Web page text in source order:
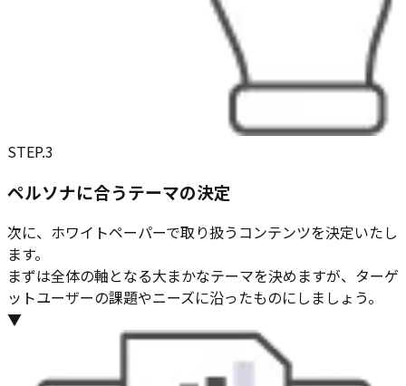
STEP.3
ペルソナに合うテーマの決定
次に、ホワイトペーパーで取り扱うコンテンツを決定いたし
ます。
まずは全体の軸となる大まかなテーマを決めますが、ターゲ
ットユーザーの課題やニーズに沿ったものにしましょう。
▼